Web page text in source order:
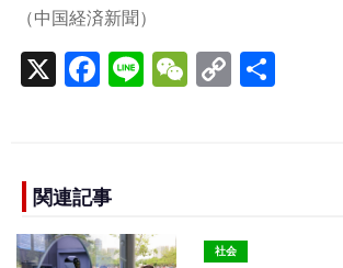
（中国経済新聞）
X F
a
e
b
o
Li
n
W
e
C
o
n
関連記事
社会